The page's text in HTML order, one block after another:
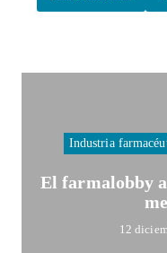
Industria
El farmalobby
12